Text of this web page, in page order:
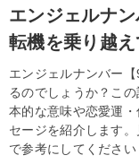
エンジェルナ
転機を乗り越
エンジェルナンバー
るのでしょうか？こ
本的な意味や恋愛運
セージを紹介します
で参考にしてください